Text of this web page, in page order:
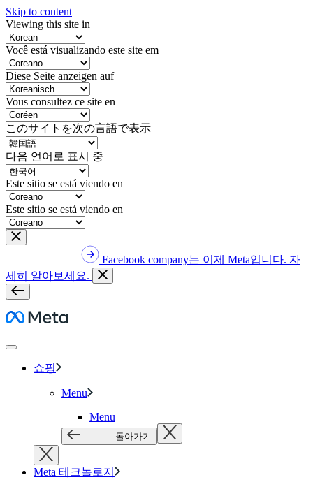
Skip to content
Viewing this site in
Você está visualizando este site em
Diese Seite anzeigen auf
Vous consultez ce site en
このサイトを次の言語で表示
다음 언어로 표시 중
Este sitio se está viendo en
Este sitio se está viendo en
Facebook company는 이제 Meta입니다. 자
세히 알아보세요.
Meta
쇼핑
Menu
Menu
돌아가기
Meta 테크놀로지